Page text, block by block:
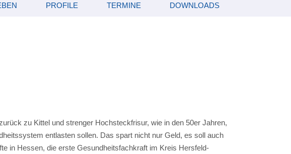
PROFILE TERMINE DOWNLOADS
zu Kittel und strenger Hochsteckfrisur, wie in den 50er Jahren,
entlasten sollen. Das spart nicht nur Geld, es soll auch
in Hessen, die erste Gesundheitsfachkraft im Kreis Hersfeld-